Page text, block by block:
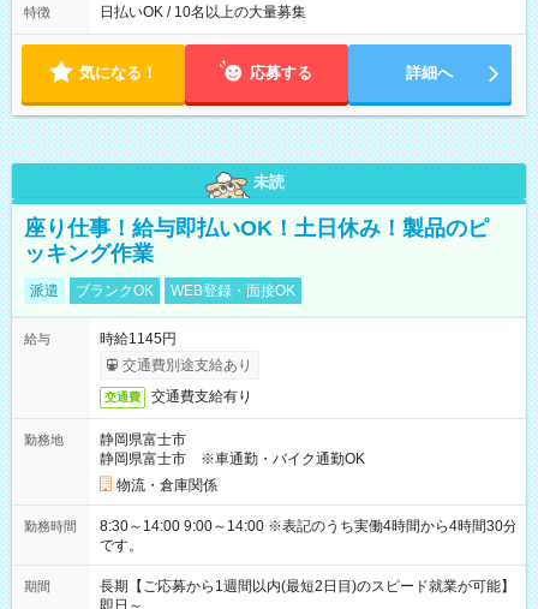
によって時間外での勤務可能性有り ※案件により多少の前後あ
特徴 日払いOK / 10名以上の大量募集
気になる！ 応募する 詳細へ
未読
座り仕事！給与即払いOK！土日休み！製品のピ
ッキング作業
派遣 ブランクOK WEB登録・面接OK
給与
時給1145円
交通費別途支給あり
交通費 交通費支給有り
勤務地
静岡県富士市
静岡県富士市 ※車通勤・バイク通勤OK
物流・倉庫関係
勤務時間
8:30～14:00 9:00～14:00 ※表記のうち実働4時間から4時間30分
です。
期間
長期【ご応募から1週間以内(最短2日目)のスピード就業が可能】
即日～